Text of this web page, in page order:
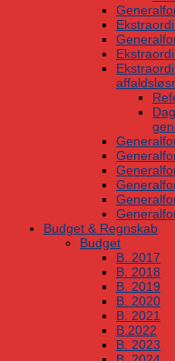
Budget & Regnskab
Budget
B. 2017
B. 2018
B. 2019
B. 2020
B. 2021
B.2022
B. 2023